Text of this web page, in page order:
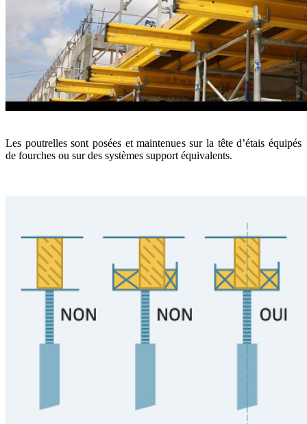
Les poutrelles sont posées et maintenues sur la tête d’étais équipés
de fourches ou sur des systèmes support équivalents.